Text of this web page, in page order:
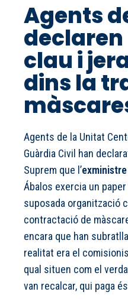
Agents
clau i
dins la
Agents de la Unitat
Guàrdia Civil han
Suprem que l’exministre
Ábalos exercia un
suposada organització
contractació de
encara que han
realitat era el
qual situen com el
van recalcar, qui paga